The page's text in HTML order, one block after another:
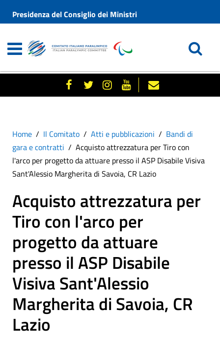
Presidenza del Consiglio dei Ministri
Home Il Comitato Atti e pubblicazioni
Bandi di
gara e contratti
Acquisto attrezzatura per Tiro con
l'arco per progetto da attuare presso il ASP Disabile Visiva
Sant'Alessio Margherita di Savoia, CR Lazio
Acquisto attrezzatura per
Tiro con l'arco per
progetto da attuare
presso il ASP Disabile
Visiva Sant'Alessio
Margherita di Savoia, CR
Lazio